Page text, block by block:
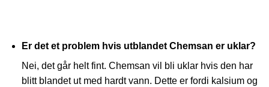
Er det et problem hvis utblandet Chemsan er uklar?
Nei, det går helt fint. Chemsan vil bli uklar hvis den har
blitt blandet ut med hardt vann. Dette er fordi kalsium og